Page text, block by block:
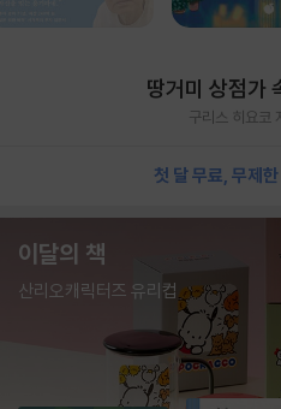
땅거미 상점가
구리스 히요코
첫 달 무료, 무제
이달의 책
산리오캐릭터즈 유리컵